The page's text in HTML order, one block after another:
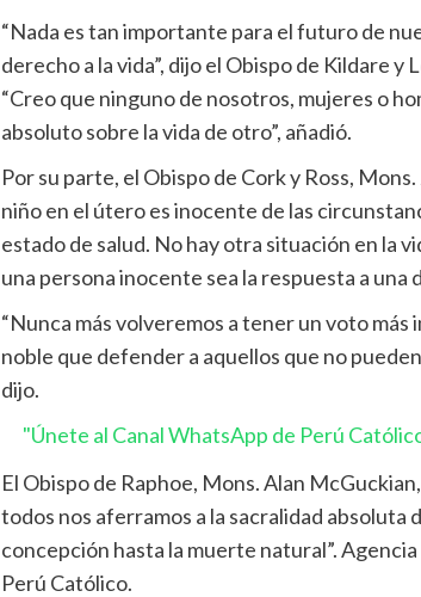
“Nada es tan importante para el futuro de
derecho a la vida”, dijo el Obispo de Kildare
“Creo que ninguno de nosotros, mujeres o
absoluto sobre la vida de otro”, añadió.
Por su parte, el Obispo de Cork y Ross,
niño en el útero es inocente de las
estado de salud. No hay otra situación en la
una persona inocente sea la respuesta a una
“Nunca más volveremos a tener un voto más
noble que defender a aquellos que no
dijo.
"Únete al Canal WhatsApp de Perú
El Obispo de Raphoe, Mons. Alan
todos nos aferramos a la sacralidad absoluta
concepción hasta la muerte natural”.
Perú Católico.